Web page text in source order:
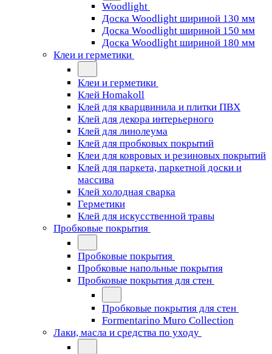
Woodlight
Доска Woodlight шириной 130 мм
Доска Woodlight шириной 150 мм
Доска Woodlight шириной 180 мм
Клеи и герметики
Клеи и герметики
Клей Homakoll
Клей для кварцвинила и плитки ПВХ
Клей для декора интерьерного
Клей для линолеума
Клей для пробковых покрытий
Клеи для ковровых и резиновых покрытий
Клей для паркета, паркетной доски и
массива
Клей холодная сварка
Герметики
Клей для искусственной травы
Пробковые покрытия
Пробковые покрытия
Пробковые напольные покрытия
Пробковые покрытия для стен
Пробковые покрытия для стен
Formentarino Muro Collection
Лаки, масла и средства по уходу